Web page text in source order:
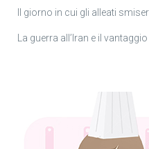
Il giorno in cui gli alleati
La guerra all’Iran e il